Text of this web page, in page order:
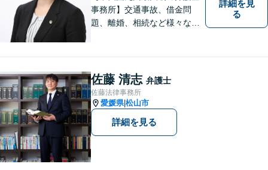
事務所】交通事故、借金問
題、離婚、相続など様々な問
い！
詳細を見
る
佐藤 清志 弁護士
佐藤法律事務所
愛媛県|松山市
詳細を見る